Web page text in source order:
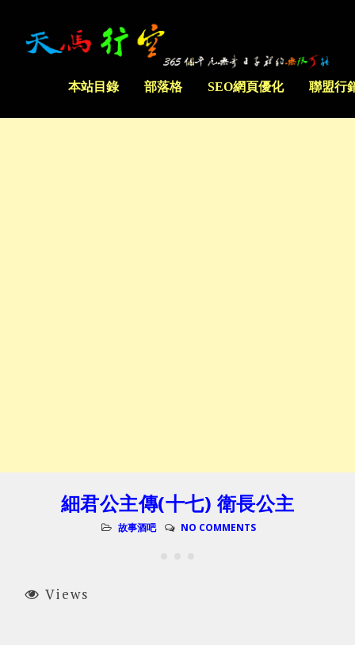
本站目錄 部落格 SEO網頁優化 聯盟行
細君公主傳(十七) 衛長公主
故事酒吧 NO COMMENTS
Views